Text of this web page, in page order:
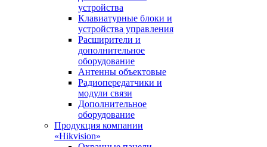
устройства
Клавиатурные блоки и
устройства управления
Расширители и
дополнительное
оборудование
Антенны объектовые
Радиопередатчики и
модули связи
Дополнительное
оборудование
Продукция компании
«Hikvision»